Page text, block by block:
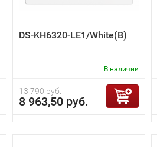
DS-KH6320-LE1/White(B)
В наличии
13 790 руб.
8 963,50 руб.